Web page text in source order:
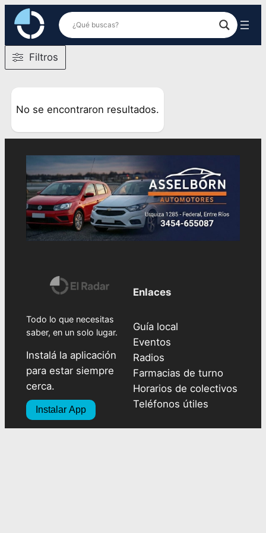
Saltar
contenido
Filtros
No se encontraron resultados.
Todo lo que necesitas
saber, en un solo lugar.
Instalá la aplicación
para estar siempre
cerca.
Instalar App
Enlaces
Guía local
Eventos
Radios
Farmacias de turno
Horarios de colectivos
Teléfonos útiles